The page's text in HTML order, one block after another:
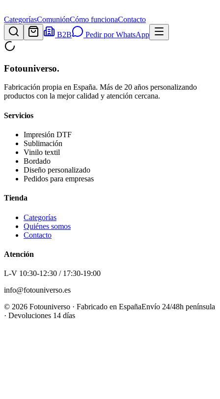
CategoríasComuniónCómo funcionaContacto
B2B
Pedir por WhatsApp
Fotouniverso.
Fabricación propia en España. Más de 20 años personalizando
productos con la mejor calidad y atención cercana.
Servicios
Impresión DTF
Sublimación
Vinilo textil
Bordado
Diseño personalizado
Pedidos para empresas
Tienda
Categorías
Quiénes somos
Contacto
Atención
L-V 10:30-12:30 / 17:30-19:00
info@fotouniverso.es
© 2026 Fotouniverso · Fabricado en EspañaEnvío 24/48h península
· Devoluciones 14 días